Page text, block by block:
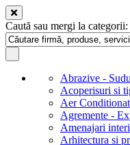
Caută sau mergi la categorii:
Abrazive -
Acoperisuri si
Aer
Agremente -
Amenajari
Arhitectura si